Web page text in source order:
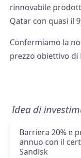
rinnovabile
Qatar con quasi il
Confermiamo la
prezzo obiettivo di
Idea di
Barriera 20% e
annuo con il
Sandisk